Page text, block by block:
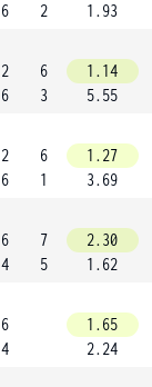
6
2
1.93
2
6
6
3
1.14
5.55
2
6
6
1
1.27
3.69
6
4
7
5
2.30
1.62
6
4
1.65
2.24